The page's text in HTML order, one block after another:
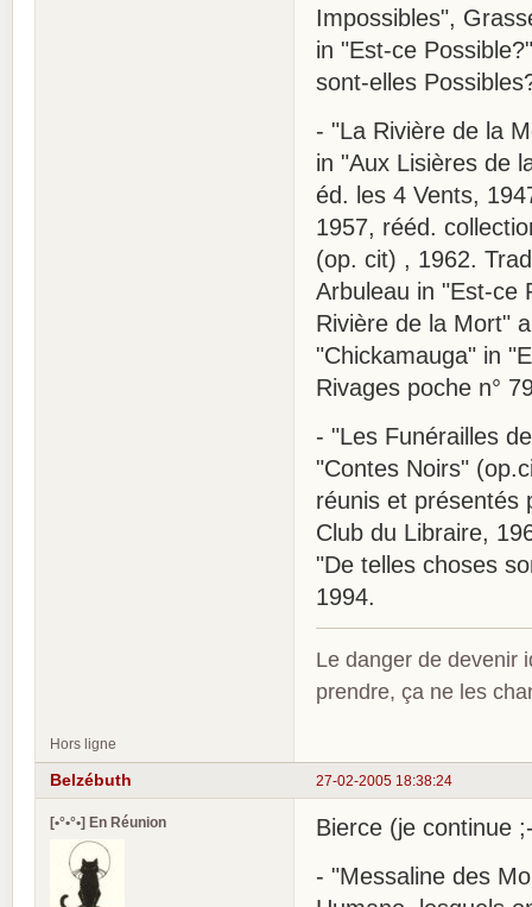
Impossibles",
in "Est-ce
sont-elles
- "La Rivière de la
in "Aux Lisières de
éd. les 4 Vents,
1957, rééd.
(op. cit) , 1962.
Arbuleau in "Est-ce
Rivière de la Mort"
"Chickamauga" in
Rivages poche n°
- "Les Funérailles
"Contes Noirs"
réunis et présentés
Club du Libraire,
"De telles choses
1994.
Le danger de devenir
prendre, ça ne les
Hors ligne
27-02-2005 18:38:24
Belzébuth
[•°•°•] En Réunion
Bierce (je continue
- "Messaline des